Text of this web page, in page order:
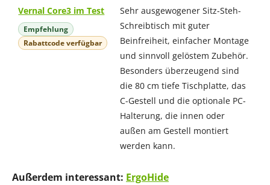
Vernal Core3 im Test
Empfehlung
Rabattcode verfügbar
Sehr ausgewogener Sitz-Steh-
Schreibtisch mit guter
Beinfreiheit, einfacher Montage
und sinnvoll gelöstem Zubehör.
Besonders überzeugend sind
die 80 cm tiefe Tischplatte, das
C-Gestell und die optionale PC-
Halterung, die innen oder
außen am Gestell montiert
werden kann.
Außerdem interessant: ErgoHide